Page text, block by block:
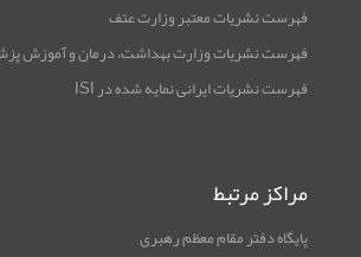
فهرست نشریات معتبر وزارت عتف
فهرست نشریات وزارت بهداشت، درمان و آموزش
فهرست نشریات ایرانی نمایه شده در ISI
مراکز مرتبط
پایگاه دفتر مقام معظم رهبری